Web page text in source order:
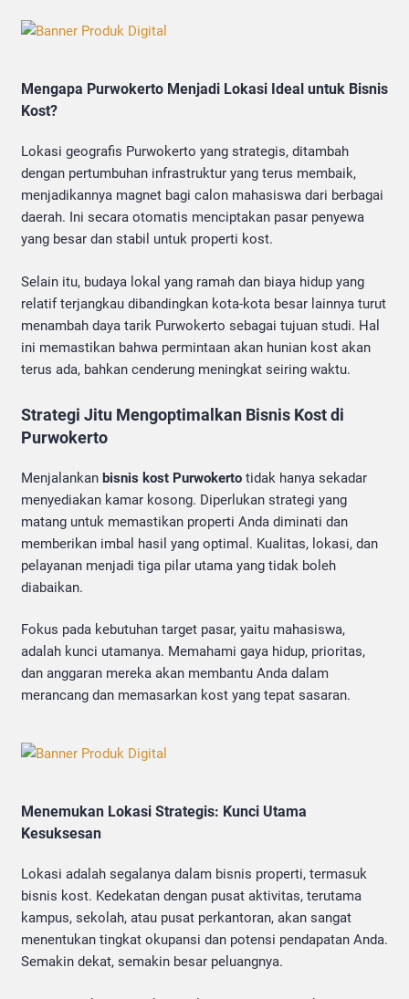
Mengapa Purwokerto Menjadi Lokasi Ideal untuk Bisnis
Kost?
Lokasi geografis Purwokerto yang strategis, ditambah
dengan pertumbuhan infrastruktur yang terus membaik,
menjadikannya magnet bagi calon mahasiswa dari berbagai
daerah. Ini secara otomatis menciptakan pasar penyewa
yang besar dan stabil untuk properti kost.
Selain itu, budaya lokal yang ramah dan biaya hidup yang
relatif terjangkau dibandingkan kota-kota besar lainnya turut
menambah daya tarik Purwokerto sebagai tujuan studi. Hal
ini memastikan bahwa permintaan akan hunian kost akan
terus ada, bahkan cenderung meningkat seiring waktu.
Strategi Jitu Mengoptimalkan Bisnis Kost di
Purwokerto
Menjalankan bisnis kost Purwokerto tidak hanya sekadar
menyediakan kamar kosong. Diperlukan strategi yang
matang untuk memastikan properti Anda diminati dan
memberikan imbal hasil yang optimal. Kualitas, lokasi, dan
pelayanan menjadi tiga pilar utama yang tidak boleh
diabaikan.
Fokus pada kebutuhan target pasar, yaitu mahasiswa,
adalah kunci utamanya. Memahami gaya hidup, prioritas,
dan anggaran mereka akan membantu Anda dalam
merancang dan memasarkan kost yang tepat sasaran.
Menemukan Lokasi Strategis: Kunci Utama
Kesuksesan
Lokasi adalah segalanya dalam bisnis properti, termasuk
bisnis kost. Kedekatan dengan pusat aktivitas, terutama
kampus, sekolah, atau pusat perkantoran, akan sangat
menentukan tingkat okupansi dan potensi pendapatan Anda.
Semakin dekat, semakin besar peluangnya.